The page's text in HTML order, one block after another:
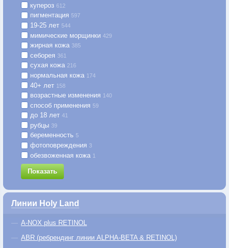
купероз 612
пигментация 597
19-25 лет 544
мимические морщинки 429
жирная кожа 385
себорея 361
сухая кожа 216
нормальная кожа 174
40+ лет 158
возрастные изменения 140
способ применения 59
до 18 лет 41
рубцы 39
беременность 5
фотоповреждения 3
обезвоженная кожа 1
Показать
Линии Holy Land
A-NOX plus RETINOL
ABR (ребрендинг линии ALPHA-BETA & RETINOL)